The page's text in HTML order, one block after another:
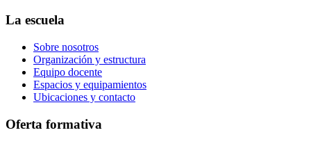
La escuela
Sobre nosotros
Organización y estructura
Equipo docente
Espacios y equipamientos
Ubicaciones y contacto
Oferta formativa